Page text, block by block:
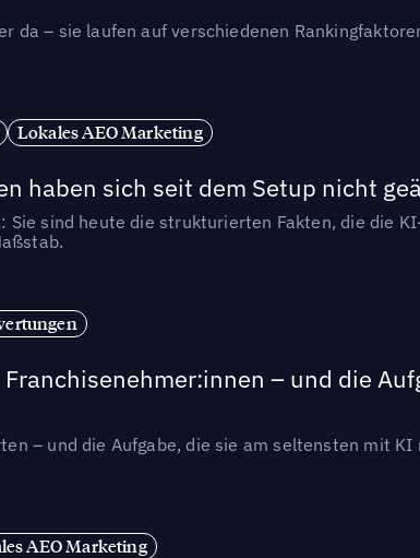
da – sie laufen auf verschiedenen
Lokales AEO Marketing
haben sich seit dem Setup nicht
sind heute die strukturierten Fakten, die die
– und die
– und die Aufgabe, die sie am seltensten mit
AEO Marketing